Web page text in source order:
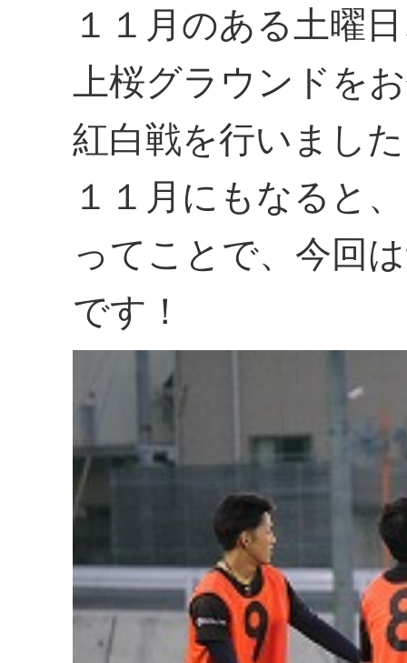
１１月のある土曜
上桜グラウンドを
紅白戦を行いまし
１１月にもなると
ってことで、今回
です！